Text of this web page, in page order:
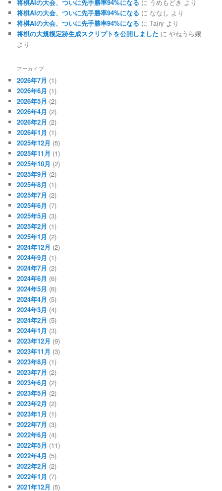
将棋AIの大会、ついに先手勝率94%になる に うめもどき より
将棋AIの大会、ついに先手勝率94%になる に ななし より
将棋AIの大会、ついに先手勝率94%になる にTa(ry より
将棋の大規模定跡生成スクリプトを公開しました にやねうら嬢
より
アーカイブ
2026年7月 (1)
2026年6月 (1)
2026年5月 (2)
2026年4月 (2)
2026年2月 (2)
2026年1月 (1)
2025年12月 (5)
2025年11月 (1)
2025年10月 (2)
2025年9月 (2)
2025年8月 (1)
2025年7月 (2)
2025年6月 (7)
2025年5月 (3)
2025年2月 (1)
2025年1月 (2)
2024年12月 (2)
2024年9月 (1)
2024年7月 (2)
2024年6月 (6)
2024年5月 (6)
2024年4月 (5)
2024年3月 (4)
2024年2月 (5)
2024年1月 (3)
2023年12月 (9)
2023年11月 (3)
2023年8月 (1)
2023年7月 (2)
2023年6月 (2)
2023年5月 (2)
2023年2月 (2)
2023年1月 (1)
2022年7月 (3)
2022年6月 (4)
2022年5月 (11)
2022年4月 (5)
2022年2月 (2)
2022年1月 (7)
2021年12月 (5)